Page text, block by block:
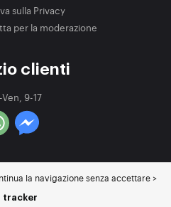
sulla Privacy
per la moderazione
clienti
9-17
la navigazione senza accettare >
tracker